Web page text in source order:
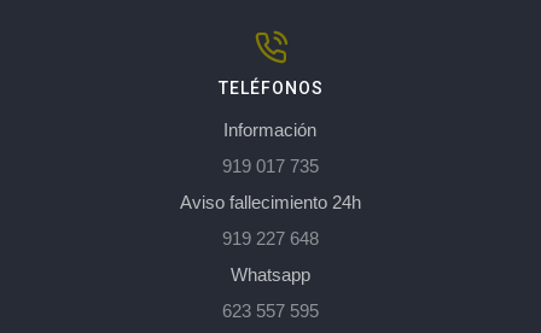
TELÉFONOS
Información
919 017 735
Aviso fallecimiento 24h
919 227 648
Whatsapp
623 557 595